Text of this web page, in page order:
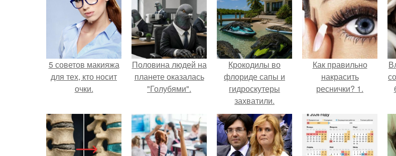
5 советов макияжа
для тех, кто носит
очки.
Половина людей на
планете оказалась
"Голубями".
Крокодилы во
флориде сапы и
гидроскутеры
захватили.
Как правильно
накрасить
реснички? 1.